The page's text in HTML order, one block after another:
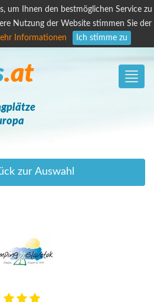
um Ihnen den bestmöglichen Service zu
Nutzung der Website stimmen Sie der
Informationen Ich stimme zu
Toggle
.at
zur Auswahl